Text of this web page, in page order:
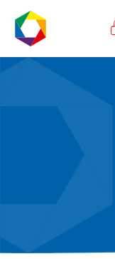
Direkt zum Inhalt